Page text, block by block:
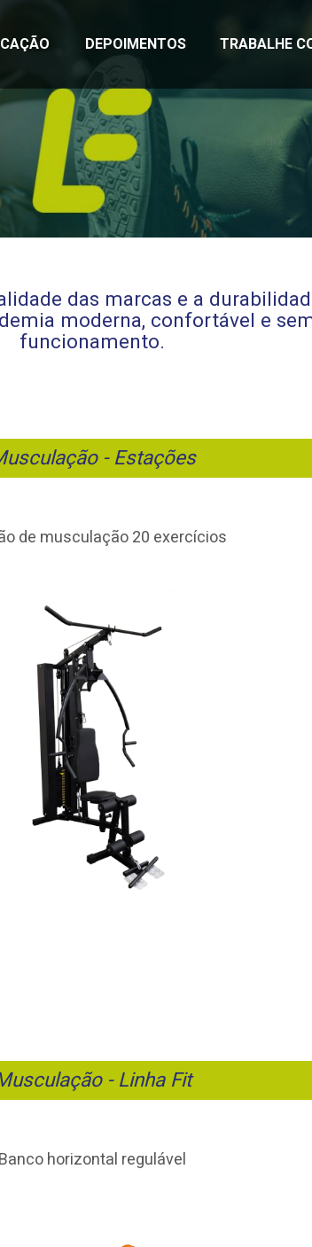
DEPOIMENTOS TRABALHE
das marcas e a
moderna, confortável e
funcionamento.
- Estações
de musculação 20 exercícios
- Linha Fit
Banco horizontal regulável